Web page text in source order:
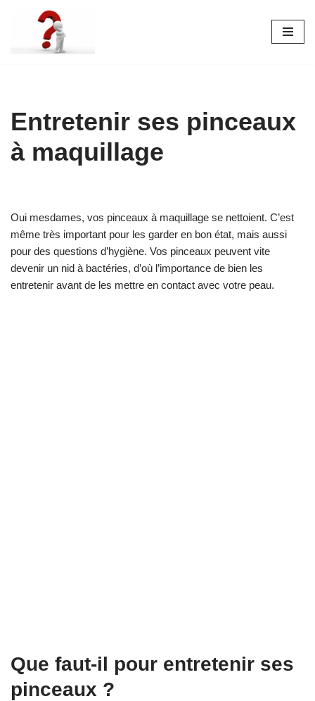
Entretenir ses pinceaux
à maquillage
Oui mesdames, vos pinceaux à maquillage se nettoient. C’est
même très important pour les garder en bon état, mais aussi
pour des questions d’hygiène. Vos pinceaux peuvent vite
devenir un nid à bactéries, d’où l’importance de bien les
entretenir avant de les mettre en contact avec votre peau.
Que faut-il pour entretenir ses
pinceaux ?